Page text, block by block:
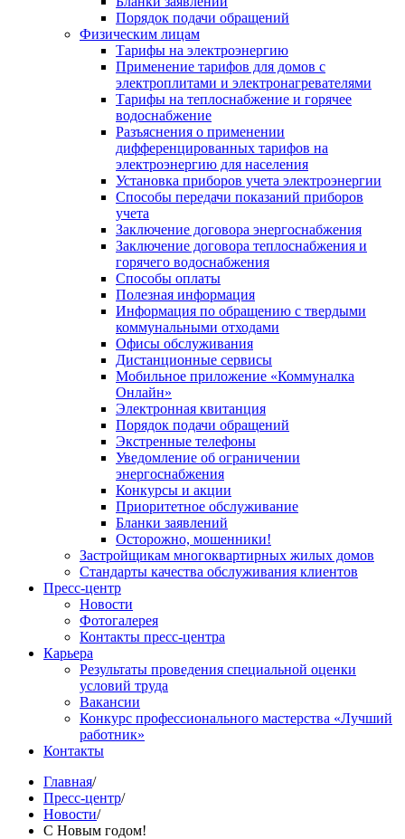
Порядок подачи обращений
Физическим лицам
Тарифы на электроэнергию
Применение тарифов для домов с
электроплитами и электронагревателями
Тарифы на теплоснабжение и горячее
водоснабжение
Разъяснения о применении
дифференцированных тарифов на
электроэнергию для населения
Установка приборов учета электроэнергии
Способы передачи показаний приборов
учета
Заключение договора энергоснабжения
Заключение договора теплоснабжения и
горячего водоснабжения
Способы оплаты
Полезная информация
Информация по обращению с твердыми
коммунальными отходами
Офисы обслуживания
Дистанционные сервисы
Мобильное приложение «Коммуналка
Онлайн»
Электронная квитанция
Порядок подачи обращений
Экстренные телефоны
Уведомление об ограничении
энергоснабжения
Конкурсы и акции
Приоритетное обслуживание
Бланки заявлений
Осторожно, мошенники!
Застройщикам многоквартирных жилых домов
Стандарты качества обслуживания клиентов
Пресс-центр
Новости
Фотогалерея
Контакты пресс-центра
Карьера
Результаты проведения специальной оценки
условий труда
Вакансии
Конкурс профессионального мастерства «Лучший
работник»
Контакты
Главная/
Пресс-центр/
Новости/
С Новым годом!